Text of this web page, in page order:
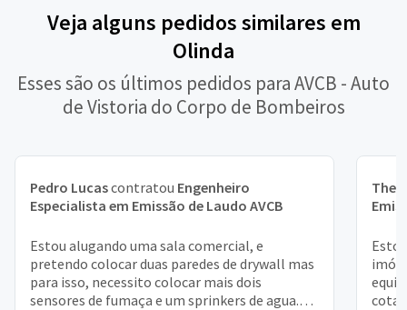
Veja alguns pedidos similares em
Olinda
Esses são os últimos pedidos para AVCB - Auto
de Vistoria do Corpo de Bombeiros
Pedro Lucascontratou Engenheiro
Especialista em Emissão de Laudo AVCB
Estou alugando uma sala comercial, e
pretendo colocar duas paredes de drywall mas
para isso, necessito colocar mais dois
sensores de fumaça e um sprinkers de agua.
Theo